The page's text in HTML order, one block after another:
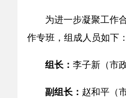
双随机、一公开
为进一步凝聚工作
作专班，组成人员如下：
组长：李子新（市
副组长： 赵和平（